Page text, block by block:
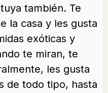
también. Te
la casa y les gusta
exóticas y
te miran, te
les gusta
de todo tipo, hasta